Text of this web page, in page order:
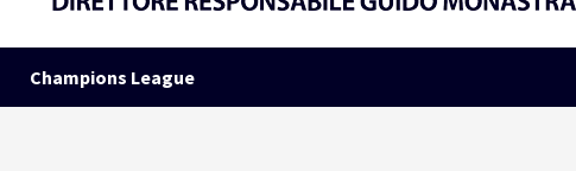
Champions League